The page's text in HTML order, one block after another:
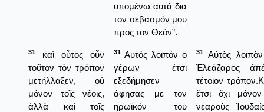
υπομένω αυτά δια
τον σεβασμόν μου
προς τον Θεόν”.
31
καὶ οὗτος οὖν
τοῦτον τὸν τρόπον
μετήλλαξεν, οὐ
μόνον τοῖς νέοις,
ἀλλὰ καὶ τοῖς
31 Αυτός λοιπόν ο
γέρων έτσι
εξεδήμησεν
άφησας με τον
ηρωϊκόν του
31
Αὐτὸς
Ἐλεάζαρος
τέτοιον
ἔτσι ὄχι
νεαροὺς